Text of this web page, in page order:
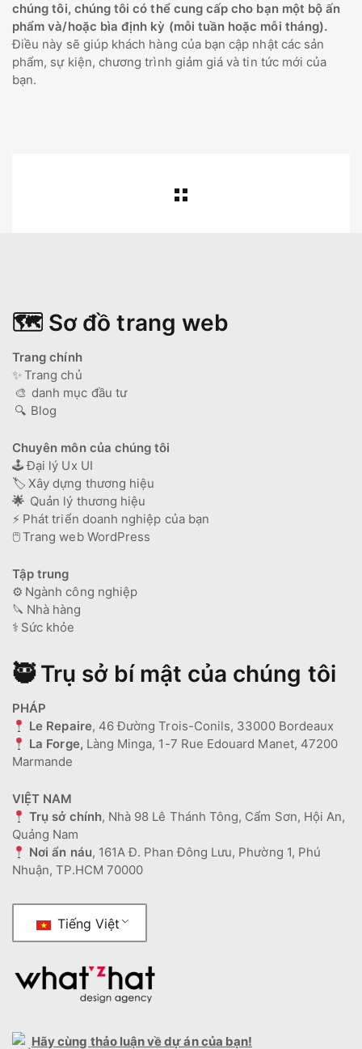
chúng tôi, chúng tôi có thể cung cấp cho bạn một bộ ấn
phẩm và/hoặc bìa định kỳ (mỗi tuần hoặc mỗi tháng).
Điều này sẽ giúp khách hàng của bạn cập nhật các sản
phẩm, sự kiện, chương trình giảm giá và tin tức mới của
bạn.
🗺️ Sơ đồ trang web
Trang chính
✨Trang chủ
🎨 danh mục đầu tư
🔍 Blog
Chuyên môn của chúng tôi
🕹️ Đại lý Ux UI
🏷️ Xây dựng thương hiệu
🌟 Quản lý thương hiệu
⚡ Phát triển doanh nghiệp của bạn
🖱️Trang web WordPress
Tập trung
⚙️ Ngành công nghiệp
🔪 Nhà hàng
⚕️ Sức khỏe
🥷 Trụ sở bí mật của chúng tôi
PHÁP
Le Repaire, 46 Đường Trois-Conils, 33000 Bordeaux
La Forge, Làng Minga, 1-7 Rue Edouard Manet, 47200
Marmande
VIỆT NAM
Trụ sở chính, Nhà 98 Lê Thánh Tông, Cẩm Sơn, Hội An,
Quảng Nam
Nơi ẩn náu, 161A Đ. Phan Đông Lưu, Phường 1, Phú
Nhuận, TP.HCM 70000
Tiếng Việt
Hãy cùng thảo luận về dự án của bạn!